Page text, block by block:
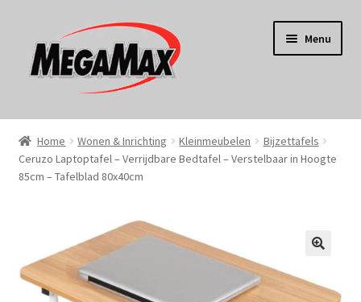
door
naar
naar
de
Menu
Home
KERST
Gereedschap
Home Wonen & Inrichting Kleinmeubelen
Bijzettafels
Ceruzo Laptoptafel – Verrijdbare Bedtafel – Verstelbaar in Hoogte
85cm – Tafelblad 80x40cm